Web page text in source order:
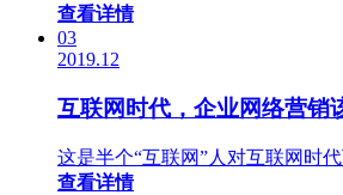
查看详情
03
2019.12
互联网时代，企业网络营销
这是半个“互联网”人对互联网时
查看详情